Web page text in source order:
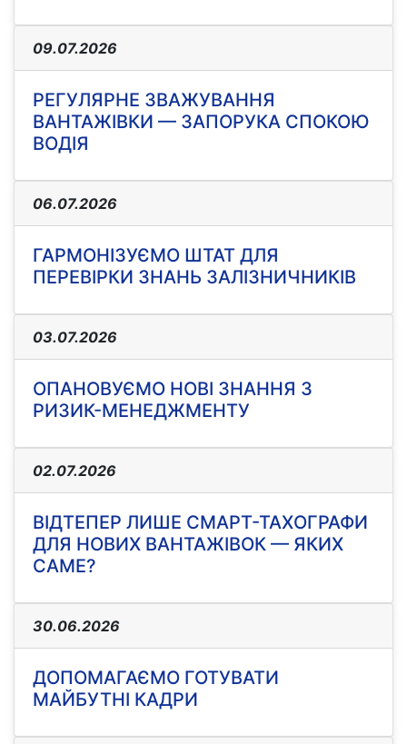
09.07.2026
РЕГУЛЯРНЕ ЗВАЖУВАННЯ
ВАНТАЖІВКИ — ЗАПОРУКА СПОКОЮ
ВОДІЯ
06.07.2026
ГАРМОНІЗУЄМО ШТАТ ДЛЯ
ПЕРЕВІРКИ ЗНАНЬ ЗАЛІЗНИЧНИКІВ
03.07.2026
ОПАНОВУЄМО НОВІ ЗНАННЯ З
РИЗИК-МЕНЕДЖМЕНТУ
02.07.2026
ВІДТЕПЕР ЛИШЕ СМАРТ-ТАХОГРАФИ
ДЛЯ НОВИХ ВАНТАЖІВОК — ЯКИХ
САМЕ?
30.06.2026
ДОПОМАГАЄМО ГОТУВАТИ
МАЙБУТНІ КАДРИ